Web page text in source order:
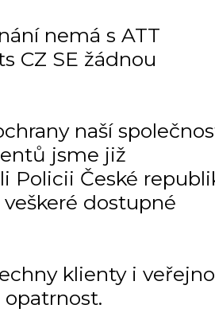
nemá s ATT
CZ SE žádnou
naší
jsme již
Policii České
dostupné
klienty i
opatrnost.